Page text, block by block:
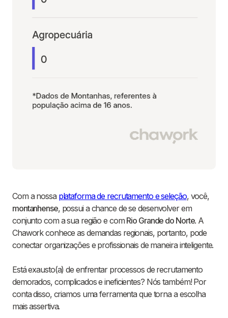
Com a nossa plataforma de recrutamento e seleção, você,
montanhense, possui a chance de se desenvolver em
conjunto com a sua região e com Rio Grande do Norte. A
Chawork conhece as demandas regionais, portanto, pode
conectar organizações e profissionais de maneira inteligente.
Está exausto(a) de enfrentar processos de recrutamento
demorados, complicados e ineficientes? Nós também! Por
conta disso, criamos uma ferramenta que torna a escolha
mais assertiva.